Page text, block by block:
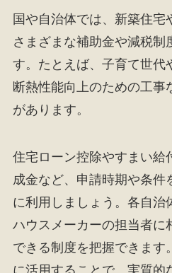
国や自治体では、新築住宅
さまざまな補助金や減税制
す。たとえば、子育て世代
断熱性能向上のための工事
があります。
住宅ローン控除やすまい給
成金など、申請時期や条件
に利用しましょう。各自治
ハウスメーカーの担当者に
できる制度を把握できます